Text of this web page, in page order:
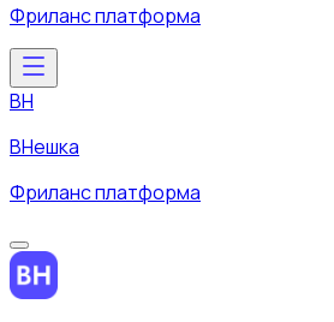
Фриланс платформа
ВН
ВНешка
Фриланс платформа